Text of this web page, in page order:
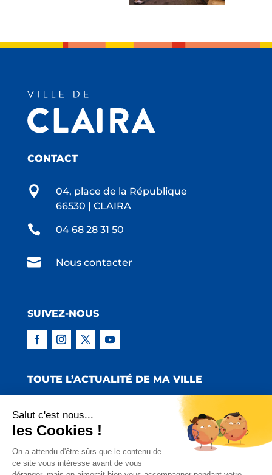
CONTACT

04, place de la République
66530 | CLAIRA
 04 68 28 31 50
 Nous contacter
SUIVEZ-NOUS
TOUTE L’ACTUALITÉ DE MA VILLE
Copyright © 2022 Mairie de Claira | Réalisation
:Emmaluc Communication
Salut c'est nous...
les Cookies !
On a attendu d'être sûrs que le contenu de
ce site vous intéresse avant de vous